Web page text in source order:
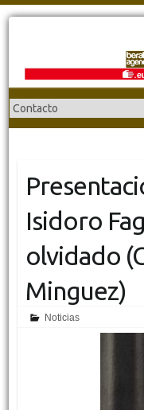
Isidoro
olvidado
Minguez)
Noticias